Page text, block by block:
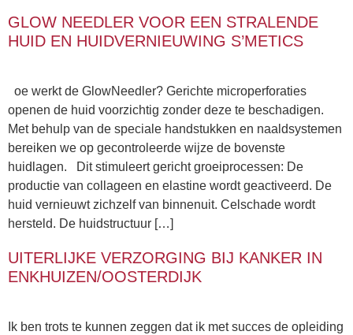
GLOW NEEDLER VOOR EEN STRALENDE
HUID EN HUIDVERNIEUWING S’METICS
oe werkt de GlowNeedler? Gerichte microperforaties
openen de huid voorzichtig zonder deze te beschadigen.
Met behulp van de speciale handstukken en naaldsystemen
bereiken we op gecontroleerde wijze de bovenste
huidlagen. Dit stimuleert gericht groeiprocessen: De
productie van collageen en elastine wordt geactiveerd. De
huid vernieuwt zichzelf van binnenuit. Celschade wordt
hersteld. De huidstructuur […]
UITERLIJKE VERZORGING BIJ KANKER IN
ENKHUIZEN/OOSTERDIJK
Ik ben trots te kunnen zeggen dat ik met succes de opleiding